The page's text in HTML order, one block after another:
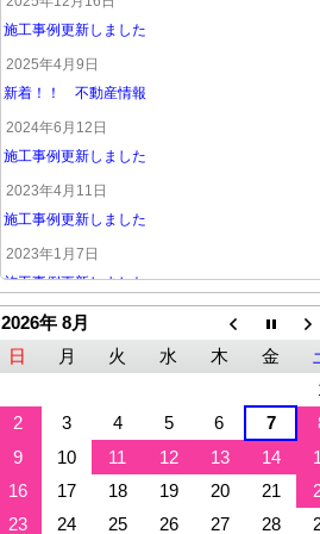
施工事例更新しました
2025年4月9日
新着！！ 不動産情報
2024年6月12日
施工事例更新しました
2023年4月11日
施工事例更新しました
2023年1月7日
施工事例更新しました
2026年 8月
日
月 火 水 木 金
2
3 4 5 6 7
9
10 11 12 13 14
16
17 18 19 20 21
23
24 25 26 27 28